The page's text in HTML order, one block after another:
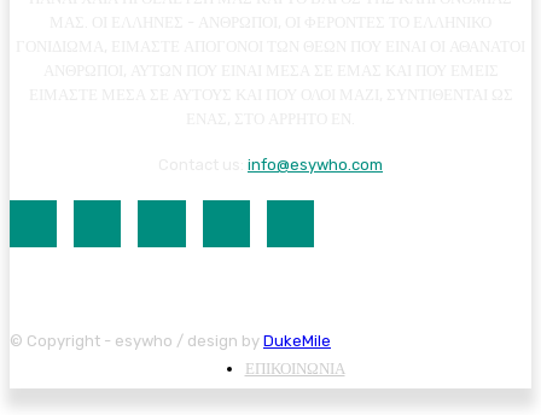
info@esywho.com
© Copyright - esywho / design by DukeMile
ΕΠΙΚΟΙΝΩΝΙΑ